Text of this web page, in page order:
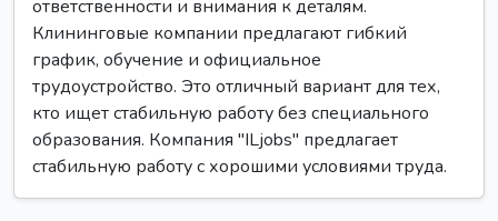
ответственности и внимания к деталям.
Клининговые компании предлагают гибкий
график, обучение и официальное
трудоустройство. Это отличный вариант для тех,
кто ищет стабильную работу без специального
образования. Компания "ILjobs" предлагает
стабильную работу с хорошими условиями труда.